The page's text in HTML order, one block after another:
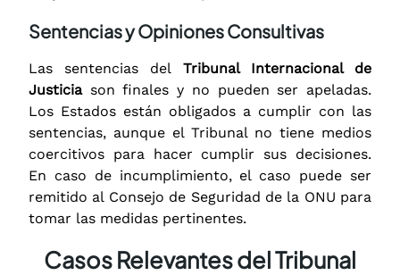
Sentencias y Opiniones Consultivas
Las sentencias del Tribunal Internacional de
Justiciason finales y no pueden ser apeladas.
Los Estados están obligados a cumplir con las
sentencias, aunque el Tribunal no tiene medios
coercitivos para hacer cumplir sus decisiones.
En caso de incumplimiento, el caso puede ser
remitido al Consejo de Seguridad de la ONU para
tomar las medidas pertinentes.
Casos Relevantes del Tribunal